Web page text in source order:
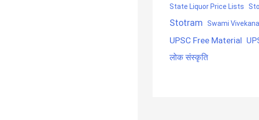
State Liquor Price Lists
Stotram Swami
UPSC Free Material
लोक संस्कृति